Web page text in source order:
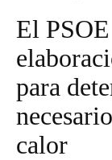
El
para
calor